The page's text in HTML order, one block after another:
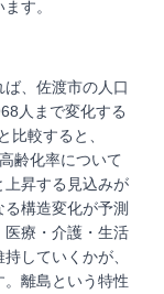
す。
、佐渡市の人口
人まで変化する
比較すると、
齢化率について
昇する見込みが
構造変化が予測
医療・介護・生活
していくかが、
離島という特性